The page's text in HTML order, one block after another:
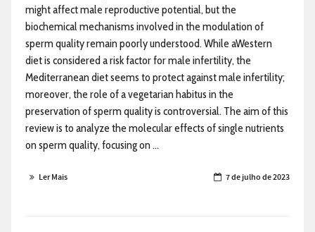
might affect male reproductive potential, but the
biochemical mechanisms involved in the modulation of
sperm quality remain poorly understood. While aWestern
diet is considered a risk factor for male infertility, the
Mediterranean diet seems to protect against male infertility;
moreover, the role of a vegetarian habitus in the
preservation of sperm quality is controversial. The aim of this
review is to analyze the molecular effects of single nutrients
on sperm quality, focusing on ...
Ler Mais 7 de julho de 2023